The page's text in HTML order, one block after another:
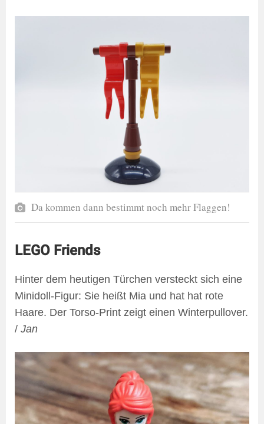
Da kommen dann bestimmt noch mehr Flaggen!
LEGO Friends
Hinter dem heutigen Türchen versteckt sich eine
Minidoll-Figur: Sie heißt Mia und hat hat rote
Haare. Der Torso-Print zeigt einen Winterpullover.
/ Jan